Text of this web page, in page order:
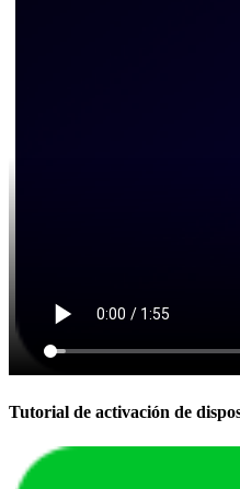
Tutorial de activación de